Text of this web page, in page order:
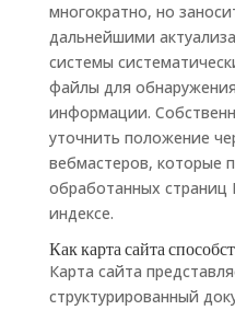
многократно, но
дальнейшими
системы
файлы для
информации.
уточнить положение
вебмастеров, которые
обработанных страниц
индексе.
Как карта сайта
Карта сайта
структурированный